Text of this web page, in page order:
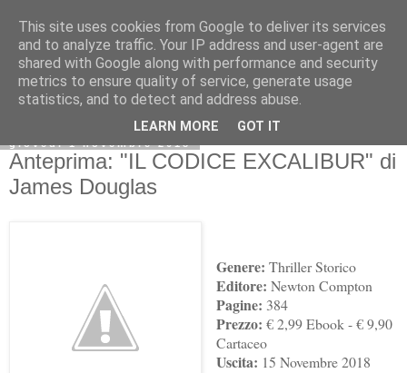
giovedì 1 novembre 2018
Anteprima: "IL CODICE EXCALIBUR" di
James Douglas
Genere: Thriller Storico
Editore: Newton Compton
Pagine: 384
Prezzo: € 2,99 Ebook - € 9,90
Cartaceo
Uscita: 15 Novembre 2018
This site uses cookies from Google to deliver its services
and to analyze traffic. Your IP address and user-agent are
shared with Google along with performance and security
metrics to ensure quality of service, generate usage
statistics, and to detect and address abuse.
LEARN MORE GOT IT